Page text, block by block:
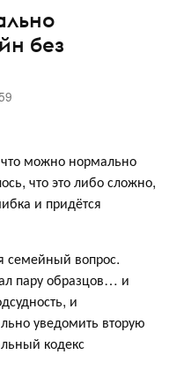
без
можно нормально
что это либо сложно,
и придётся
семейный вопрос.
пару образцов… и
и
уведомить вторую
кодекс